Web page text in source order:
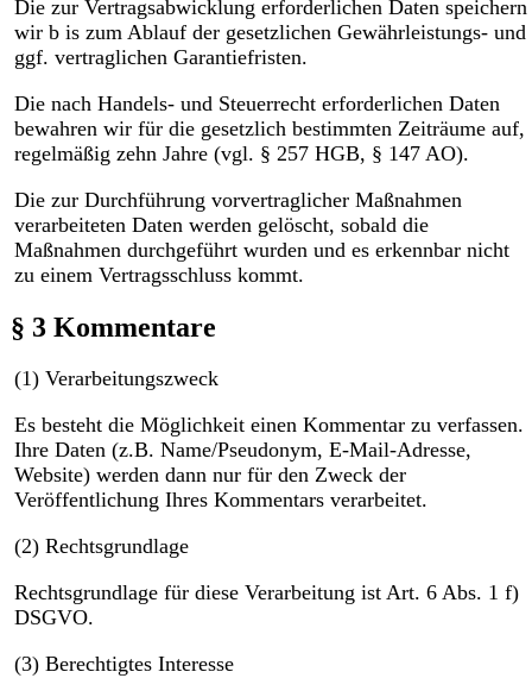
Die zur Vertragsabwicklung erforderlichen Daten speichern
wir b is zum Ablauf der gesetzlichen Gewährleistungs- und
ggf. vertraglichen Garantiefristen.
Die nach Handels- und Steuerrecht erforderlichen Daten
bewahren wir für die gesetzlich bestimmten Zeiträume auf,
regelmäßig zehn Jahre (vgl. § 257 HGB, § 147 AO).
Die zur Durchführung vorvertraglicher Maßnahmen
verarbeiteten Daten werden gelöscht, sobald die
Maßnahmen durchgeführt wurden und es erkennbar nicht
zu einem Vertragsschluss kommt.
§ 3 Kommentare
(1) Verarbeitungszweck
Es besteht die Möglichkeit einen Kommentar zu verfassen.
Ihre Daten (z.B. Name/Pseudonym, E-Mail-Adresse,
Website) werden dann nur für den Zweck der
Veröffentlichung Ihres Kommentars verarbeitet.
(2) Rechtsgrundlage
Rechtsgrundlage für diese Verarbeitung ist Art. 6 Abs. 1 f)
DSGVO.
(3) Berechtigtes Interesse